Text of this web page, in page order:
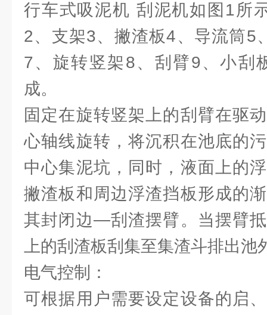
行车式吸泥机 刮泥机如图1所
2、支架3、撇渣板4、导流筒5
7、旋转竖架8、刮臂9、小刮
成。
固定在旋转竖架上的刮臂在驱
心轴线旋转，将沉积在池底的
中心集泥坑，同时，液面上的
撇渣板和周边浮渣挡板形成的
其封闭边—刮渣摆臂。当摆臂
上的刮渣板刮集至集渣斗排出池
电气控制：
可根据用户需要设定设备的启